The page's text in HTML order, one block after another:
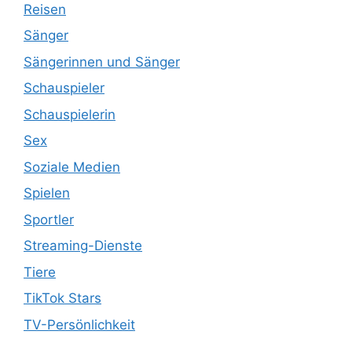
Reisen
Sänger
Sängerinnen und Sänger
Schauspieler
Schauspielerin
Sex
Soziale Medien
Spielen
Sportler
Streaming-Dienste
Tiere
TikTok Stars
TV-Persönlichkeit